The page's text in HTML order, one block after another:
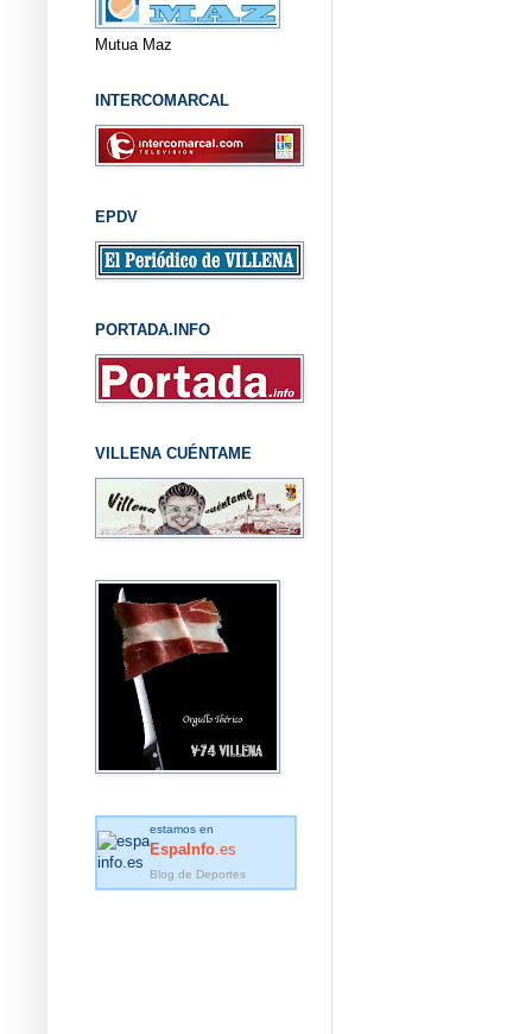
Mutua Maz
INTERCOMARCAL
EPDV
PORTADA.INFO
VILLENA CUÉNTAME
estamos en
EspaInfo .es
Blog de Deportes